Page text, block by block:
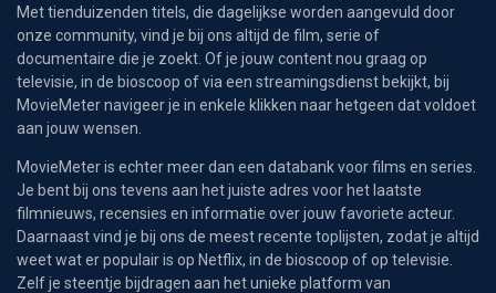
Met tienduizenden titels, die dagelijkse worden aangevuld door
onze community, vind je bij ons altijd de film, serie of
documentaire die je zoekt. Of je jouw content nou graag op
televisie, in de bioscoop of via een streamingsdienst bekijkt, bij
MovieMeter navigeer je in enkele klikken naar hetgeen dat voldoet
aan jouw wensen.
MovieMeter is echter meer dan een databank voor films en series.
Je bent bij ons tevens aan het juiste adres voor het laatste
filmnieuws, recensies en informatie over jouw favoriete acteur.
Daarnaast vind je bij ons de meest recente toplijsten, zodat je altijd
weet wat er populair is op Netflix, in de bioscoop of op televisie.
Zelf je steentje bijdragen aan het unieke platform van